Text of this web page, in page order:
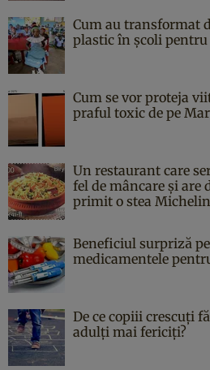
Cum au transformat
plastic în școli
Cum se vor proteja
praful toxic de pe
Un restaurant care
fel de mâncare și are
primit o stea Michelin
Beneficiul surpriză
medicamentele
De ce copiii crescuți
adulți mai fericiți?